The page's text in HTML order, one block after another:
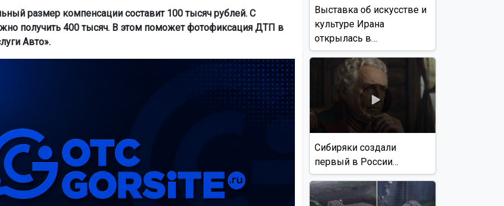
размер компенсации составит 100 тысяч рублей. С
получить 400 тысяч. В этом поможет фотофиксация ДТП в
Авто».
Выставка об искусстве и
культуре Ирана
открылась в
Новосибирске
Сибиряки создали
первый в России
документальный фильм
с использованием ИИ